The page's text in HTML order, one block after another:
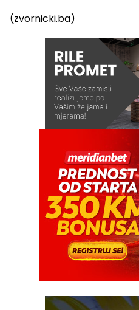
(zvornicki.ba)